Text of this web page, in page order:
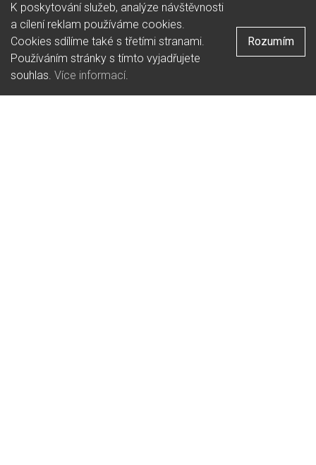
K poskytování služeb, analýze návštěvnosti
a cílení reklam používáme cookies.
Cookies sdílíme také s třetími stranami.
Používáním stránky s tímto vyjadřujete
souhlas. Více informací.
Rozumím